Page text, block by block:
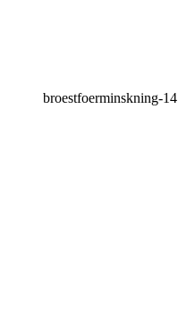
broestfoerminskning-14